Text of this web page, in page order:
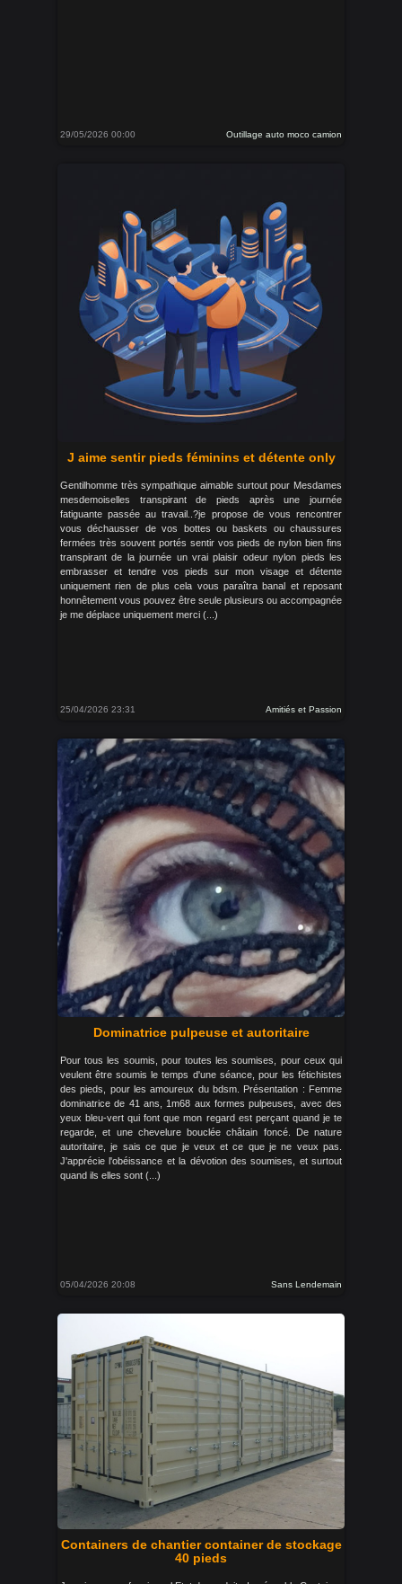
29/05/2026 00:00 Outillage auto moco camion
J aime sentir pieds féminins et détente only
Gentilhomme très sympathique aimable surtout pour Mesdames
mesdemoiselles transpirant de pieds après une journée
fatiguante passée au travail..?je propose de vous rencontrer
vous déchausser de vos bottes ou baskets ou chaussures
fermées très souvent portés sentir vos pieds de nylon bien fins
transpirant de la journée un vrai plaisir odeur nylon pieds les
embrasser et tendre vos pieds sur mon visage et détente
uniquement rien de plus cela vous paraîtra banal et reposant
honnêtement vous pouvez être seule plusieurs ou accompagnée
je me déplace uniquement merci (...)
25/04/2026 23:31 Amitiés et Passion
Dominatrice pulpeuse et autoritaire
Pour tous les soumis, pour toutes les soumises, pour ceux qui
veulent être soumis le temps d'une séance, pour les fétichistes
des pieds, pour les amoureux du bdsm. Présentation : Femme
dominatrice de 41 ans, 1m68 aux formes pulpeuses, avec des
yeux bleu-vert qui font que mon regard est perçant quand je te
regarde, et une chevelure bouclée châtain foncé. De nature
autoritaire, je sais ce que je veux et ce que je ne veux pas.
J'apprécie l'obéissance et la dévotion des soumises, et surtout
quand ils elles sont (...)
05/04/2026 20:08 Sans Lendemain
Containers de chantier container de stockage
40 pieds